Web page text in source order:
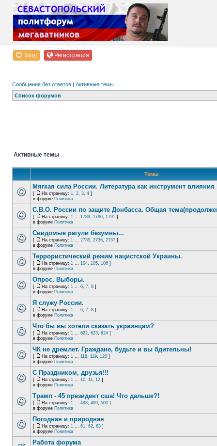
Вход Регистрация
Сообщения без ответов | Активные темы
Список форумов
Активные темы
Темы
Мягкая сила России. Литература как инструмент влияния
[ На страницу: 1, 2, 3, 4 ]
в форуме Политика
С.В.О. России по защите Донбасса. Общая
[ На страницу: 1 ... 1789, 1790, 1791 ]
в форуме Политика
Свидомые рагули безумны...
[ На страницу: 1 ... 2735, 2736, 2737 ]
в форуме Политика
Террористический режим нацистской Украины.
[ На страницу: 1 ... 104, 105, 106 ]
в форуме Политика
Опрос. Выборы.
[ На страницу: 1 ... 6, 7, 8 ]
в форуме Политика
Я служу России.
[ На страницу: 1 ... 6, 7, 8 ]
в форуме Политика
Что бы вы хотели сказать украинцам?
[ На страницу: 1 ... 622, 623, 624 ]
в форуме Политика
ЧК не дремлет. Граждане, будьте и вы бдительны!
[ На страницу: 1 ... 118, 119, 120 ]
в форуме Политика
С Праздником, друзья!!!
[ На страницу: 1 ... 10, 11, 12 ]
в форуме Политика
Трамп - 45 президент сша! Что дальше?!
[ На страницу: 1 ... 498, 499, 500 ]
в форуме Политика
Погодная и природная
[ На страницу: 1 ... 61, 62, 63 ]
в форуме Политика
Работа форума